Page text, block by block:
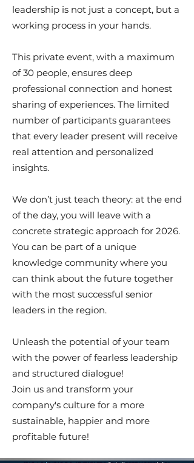
leadership is not just a concept, but a
working process in your hands.
This private event, with a maximum
of 30 people, ensures deep
professional connection and honest
sharing of experiences. The limited
number of participants guarantees
that every leader present will receive
real attention and personalized
insights.
We don’t just teach theory: at the end
of the day, you will leave with a
concrete strategic approach for 2026.
You can be part of a unique
knowledge community where you
can think about the future together
with the most successful senior
leaders in the region.
Unleash the potential of your team
with the power of fearless leadership
and structured dialogue!
Join us and transform your
company's culture for a more
sustainable, happier and more
profitable future!